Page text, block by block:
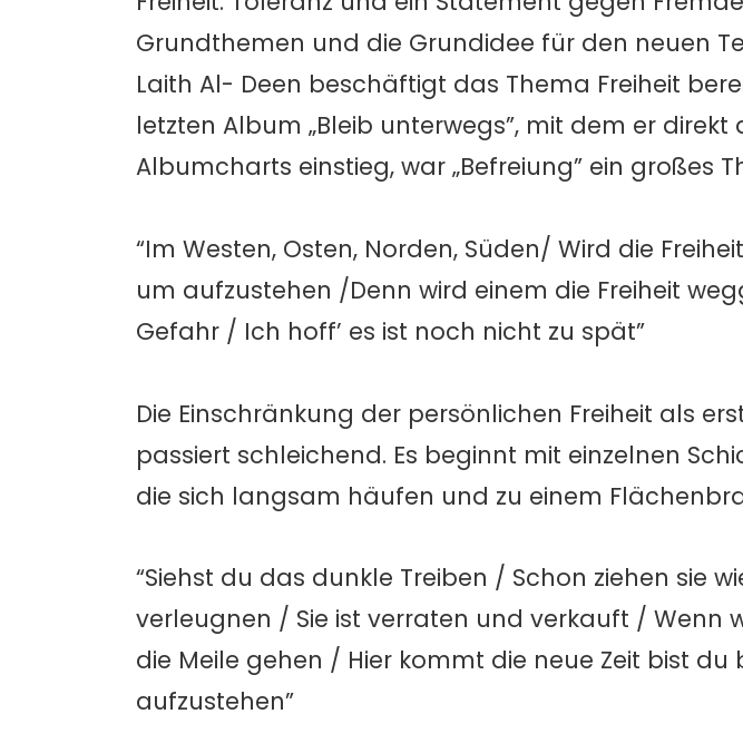
Grundthemen und die Grundidee für den neuen
Laith Al- Deen beschäftigt das Thema Freiheit
letzten Album „Bleib unterwegs”, mit dem er direkt
Albumcharts einstieg, war „Befreiung” ein großes
“Im Westen, Osten, Norden, Süden/ Wird die
um aufzustehen /Denn wird einem die Freiheit
Gefahr / Ich hoff’ es ist noch nicht zu spät”
Die Einschränkung der persönlichen Freiheit als
passiert schleichend. Es beginnt mit einzelnen
die sich langsam häufen und zu einem
“Siehst du das dunkle Treiben / Schon ziehen sie
verleugnen / Sie ist verraten und verkauft / Wenn
die Meile gehen / Hier kommt die neue Zeit bist du
aufzustehen”